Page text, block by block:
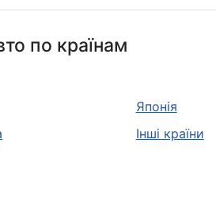
по країнам
Японія
Інші країни